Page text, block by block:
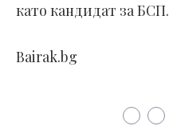
като кандидат за БСП.
Bairak.bg